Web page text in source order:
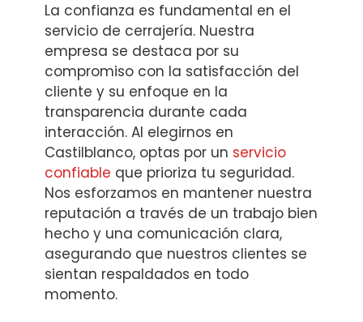
La confianza es fundamental en el
servicio de cerrajería. Nuestra
empresa se destaca por su
compromiso con la satisfacción del
cliente y su enfoque en la
transparencia durante cada
interacción. Al elegirnos en
Castilblanco, optas por un servicio
confiable que prioriza tu seguridad.
Nos esforzamos en mantener nuestra
reputación a través de un trabajo bien
hecho y una comunicación clara,
asegurando que nuestros clientes se
sientan respaldados en todo
momento.